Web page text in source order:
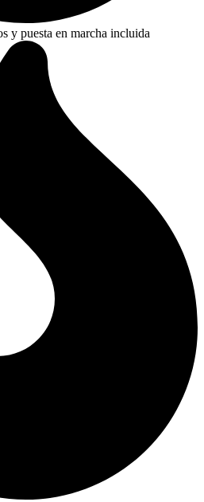
y puesta en marcha incluida